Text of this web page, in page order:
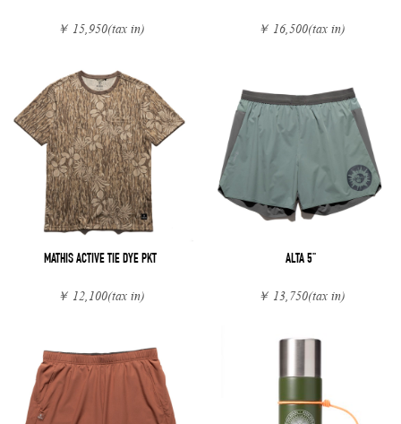
￥ 15,950(tax in) ￥ 16,500(tax in)
MATHIS ACTIVE TIE DYE PKT
￥ 12,100(tax in)
ALTA 5"
￥ 13,750(tax in)